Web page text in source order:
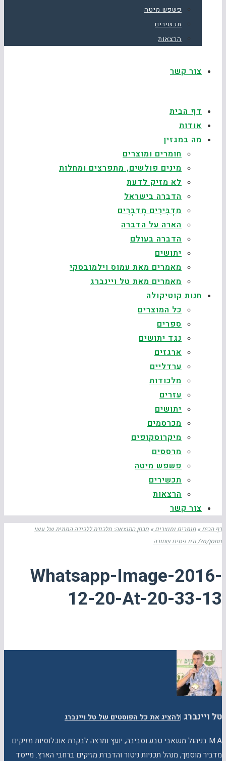
פשפש מיטה
תכשירים
הרצאות
צור קשר
דף הבית
אודות
מה במגזין
חומרים ומוצרים
מינים פולשים, מתפרצים ומחלות
לא מזיק לדעת
הדברה בישראל
מַדְבִּירִים מְדַבְּרִים
הארה על הדברה
הדברה בעולם
יתושים
מאמרים מאת עמוס וילמובסקי
מאמרים מאת טל ויינברג
חנות קוטיקולה
כל המוצרים
ספרים
נגד יתושים
ארגזים
ערדליים
מלכודות
עזרים
יתושים
מכרסמים
מיקרוסקופים
מרססים
פשפש מיטה
תכשירים
הרצאות
צור קשר
דף הבית» חומרים ומוצרים » מבחן התוצאה: מלכודת ללכידה המונית של עשי
מחסן/מלכודת פסים שחורה
Whatsapp-Image-2016-
12-20-At-20-33-13
טל ויינברג |להציג את כל הפוסטים של טל ויינברג
M.A בניהול משאבי טבע וסביבה, יועץ ומרצה לבקרת אוכלוסיות מזיקים.
מדביר מוסמך, מנהל תכניות ניטור והדברת מזיקים ברחבי הארץ. מייסד